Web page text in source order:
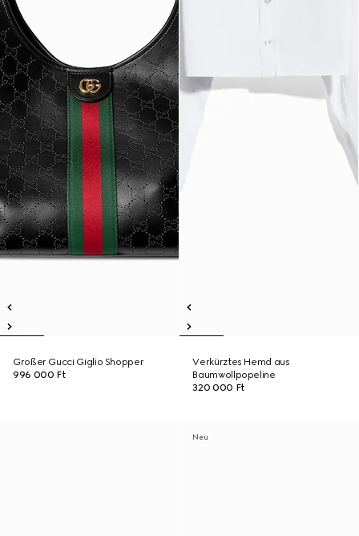
Großer Gucci Giglio Shopper
996 000 Ft
Verkürztes Hemd aus
Baumwollpopeline
320 000 Ft
Neu